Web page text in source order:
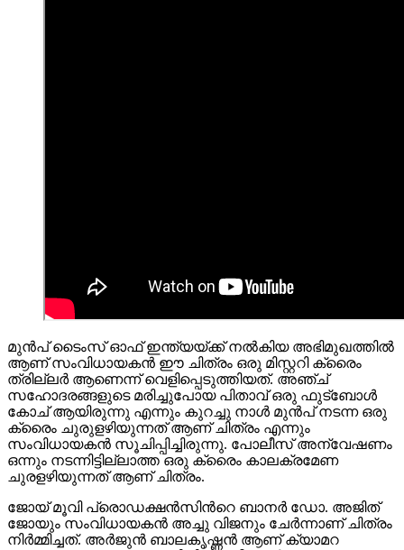
മുൻപ് ടൈംസ് ഓഫ് ഇന്ത്യയ്ക്ക് നൽകിയ അഭിമുഖത്തിൽ
ആണ് സംവിധായകൻ ഈ ചിത്രം ഒരു മിസ്റ്ററി ക്രൈം
ത്രില്ലർ ആണെന്ന് വെളിപ്പെടുത്തിയത്. അഞ്ച്
സഹോദരങ്ങളുടെ മരിച്ചുപോയ പിതാവ് ഒരു ഫുട്‌ബോൾ
കോച് ആയിരുന്നു എന്നും കുറച്ചു നാൾ മുൻപ് നടന്ന ഒരു
ക്രൈം ചുരുളഴിയുന്നത് ആണ് ചിത്രം എന്നും
സംവിധായകൻ സൂചിപ്പിച്ചിരുന്നു. പോലീസ് അന്വേഷണം
ഒന്നും നടന്നിട്ടില്ലാത്ത ഒരു ക്രൈം കാലക്രമേണ
ചുരളഴിയുന്നത് ആണ് ചിത്രം.
ജോയ് മൂവി പ്രൊഡക്ഷൻസിന്‍റെ ബാനർ ഡോ. അജിത്
ജോയും സംവിധായകന്‍ അച്ചു വിജനും ചേര്‍ന്നാണ് ചിത്രം
നിര്‍മ്മിച്ചത്. അർജുൻ ബാലകൃഷ്ണൻ ആണ് ക്യാമറ